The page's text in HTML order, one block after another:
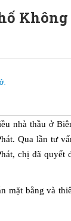
nhà thầu ở
Qua lần tư
chị đã
mặt bằng và